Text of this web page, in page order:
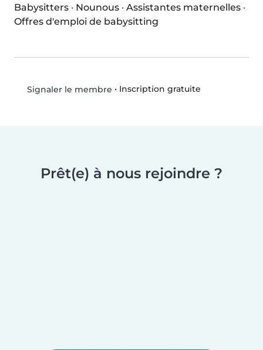
Babysitters · Nounous · Assistantes maternelles ·
Offres d'emploi de babysitting
Signaler le membre • Inscription gratuite
Prêt(e) à nous rejoindre ?